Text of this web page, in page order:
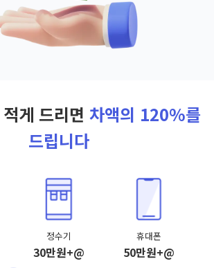
게 드리면 차액의 120%를
드립니다
정수기
30만원+@
휴대폰
50만원+@